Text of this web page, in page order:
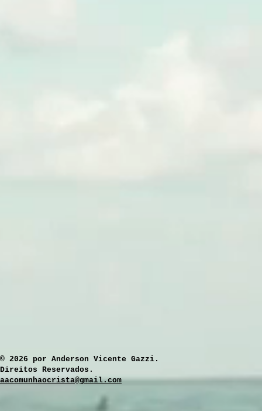
​© 2026 por Anderson Vicente Gazzi.
Direitos Reservados.
aacomunhaocrista@gmail.com